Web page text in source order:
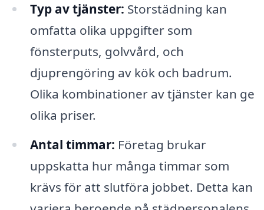
Typ av tjänster: Storstädning kan
omfatta olika uppgifter som
fönsterputs, golvvård, och
djuprengöring av kök och badrum.
Olika kombinationer av tjänster kan ge
olika priser.
Antal timmar: Företag brukar
uppskatta hur många timmar som
krävs för att slutföra jobbet. Detta kan